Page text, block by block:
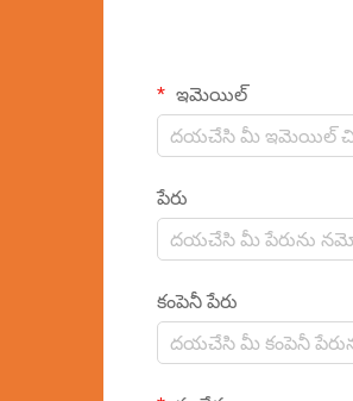
ఇమెయిల్
పేరు
కంపెనీ పేరు